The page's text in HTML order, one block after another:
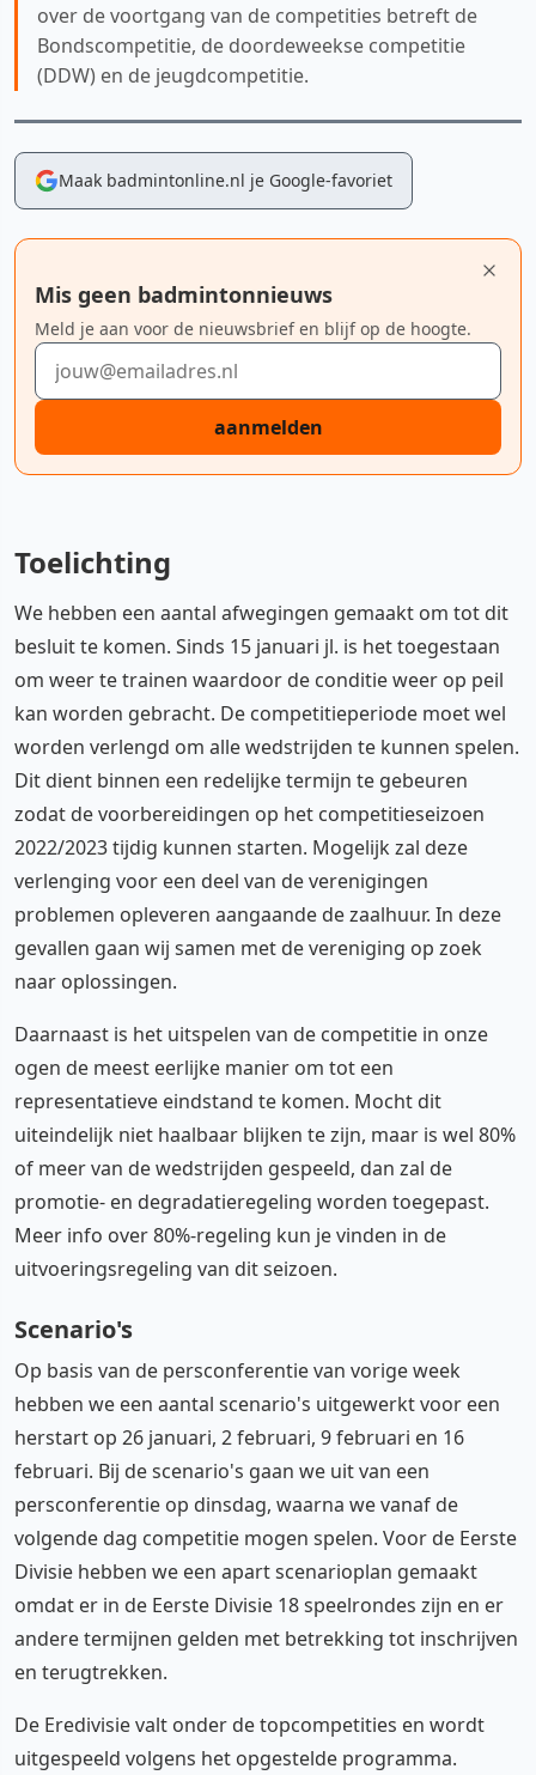
over de voortgang van de competities betreft de
Bondscompetitie, de doordeweekse competitie
(DDW) en de jeugdcompetitie.
Maak badmintonline.nl je Google-favoriet
Mis geen badmintonnieuws
Meld je aan voor de nieuwsbrief en blijf op de hoogte.
E-mailadres
aanmelden
Toelichting
We hebben een aantal afwegingen gemaakt om tot dit
besluit te komen. Sinds 15 januari jl. is het toegestaan
om weer te trainen waardoor de conditie weer op peil
kan worden gebracht. De competitieperiode moet wel
worden verlengd om alle wedstrijden te kunnen spelen.
Dit dient binnen een redelijke termijn te gebeuren
zodat de voorbereidingen op het competitieseizoen
2022/2023 tijdig kunnen starten. Mogelijk zal deze
verlenging voor een deel van de verenigingen
problemen opleveren aangaande de zaalhuur. In deze
gevallen gaan wij samen met de vereniging op zoek
naar oplossingen.
Daarnaast is het uitspelen van de competitie in onze
ogen de meest eerlijke manier om tot een
representatieve eindstand te komen. Mocht dit
uiteindelijk niet haalbaar blijken te zijn, maar is wel 80%
of meer van de wedstrijden gespeeld, dan zal de
promotie- en degradatieregeling worden toegepast.
Meer info over 80%-regeling kun je vinden in de
uitvoeringsregeling van dit seizoen.
Scenario's
Op basis van de persconferentie van vorige week
hebben we een aantal scenario's uitgewerkt voor een
herstart op 26 januari, 2 februari, 9 februari en 16
februari. Bij de scenario's gaan we uit van een
persconferentie op dinsdag, waarna we vanaf de
volgende dag competitie mogen spelen. Voor de Eerste
Divisie hebben we een apart scenarioplan gemaakt
omdat er in de Eerste Divisie 18 speelrondes zijn en er
andere termijnen gelden met betrekking tot inschrijven
en terugtrekken.
De Eredivisie valt onder de topcompetities en wordt
uitgespeeld volgens het opgestelde programma.